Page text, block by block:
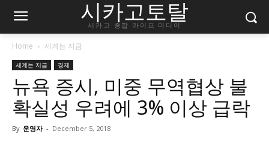
시카고토탈
시카고 종합 라이프 미디어
Home 세계는 지금
세계는 지금 경제
뉴욕 증시, 미중 무역협상 불
확실성 우려에 3% 이상 급락
By 운영자 - December 5, 2018